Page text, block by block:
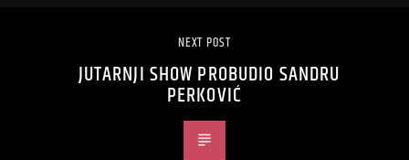
NEXT POST
JUTARNJI SHOW PROBUDIO SANDRU
PERKOVIĆ